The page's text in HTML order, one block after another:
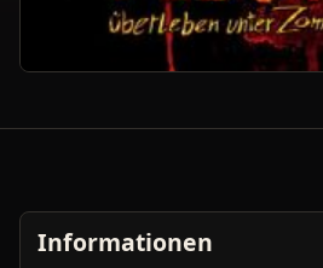
Informationen